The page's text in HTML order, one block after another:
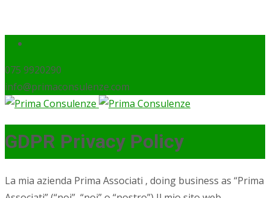
075 9920290
info@primaconsulenze.com
GDPR Privacy Policy
La mia azienda Prima Associati , doing business as “Prima